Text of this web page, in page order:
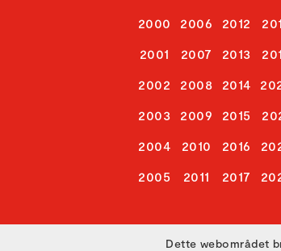
2000
2001
2002
2003
2004
2005
2006
2007
2008
2009
2010
2011
2012
2013
2014
2015
2016
2017
Dette webområdet